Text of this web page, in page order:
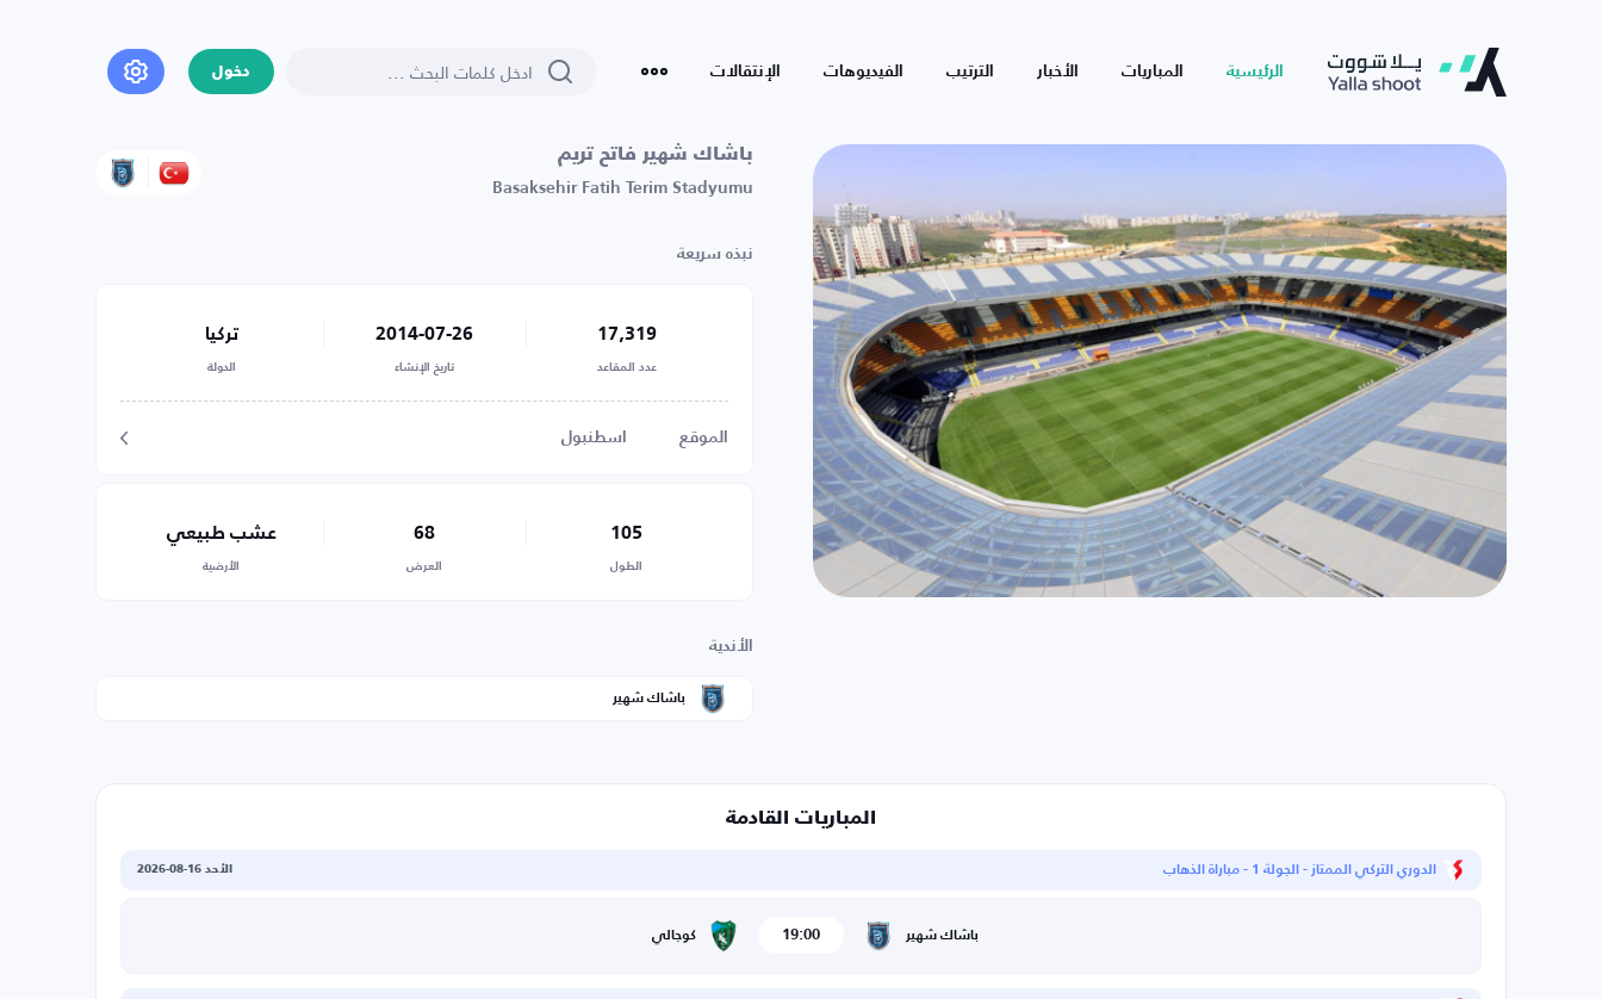
الرئيسية المباريات الأخبار الترتيب الفيديوهات الإنتقالات دخول
باشاك شهير فاتح تريم
Basaksehir Fatih Terim Stadyumu
نبذه سريعة
17,319
عدد المقاعد
2014-07-26
تاريخ الإنشاء
تركيا
الدولة
الموقع اسطنبول
105
الطول
68
العرض
عشب طبيعي
الأرضية
الأندية
باشاك شهير
المباريات القادمة
الدوري التركي الممتاز - الجولة 1 - مباراة الذهاب الأحد 16-08-2026
باشاك شهير 19:00 كوجالي